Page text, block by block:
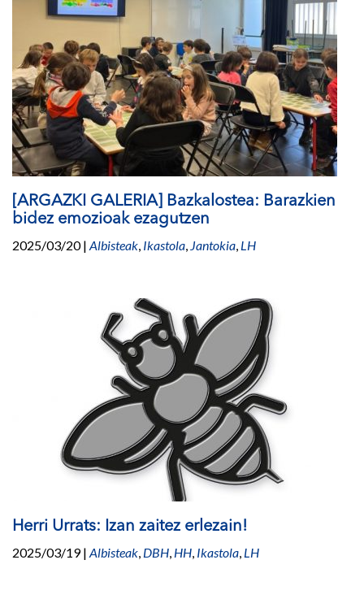
[ARGAZKI GALERIA] Bazkalostea: Barazkien
bidez emozioak ezagutzen
2025/03/20| Albisteak, Ikastola, Jantokia, LH
Herri Urrats: Izan zaitez erlezain!
2025/03/19| Albisteak, DBH, HH, Ikastola, LH